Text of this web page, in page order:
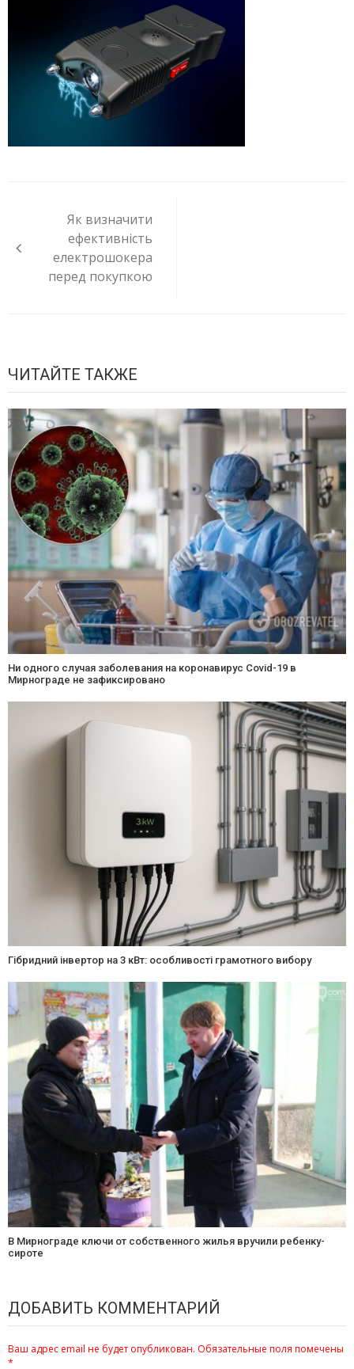
записям
Як визначити
ефективність
електрошокера
перед покупкою
ЧИТАЙТЕ ТАКЖЕ
Ни одного случая заболевания на коронавирус Covid-19 в
Мирнограде не зафиксировано
Гібридний інвертор на 3 кВт: особливості грамотного вибору
В Мирнограде ключи от собственного жилья вручили ребенку-
сироте
ДОБАВИТЬ КОММЕНТАРИЙ
Ваш адрес email не будет опубликован. Обязательные поля помечены
*